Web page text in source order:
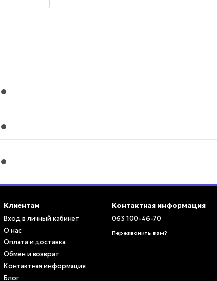
Клиентам
Вход в личный кабинет
О нас
Оплата и доставка
Обмен и возврат
Контактная информация
Блог
Контактная информация
063 100-46-70
Перезвонить вам?